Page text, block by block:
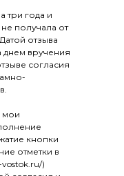
три года и
получала от
отзыва
днем вручения
согласия
мои
кнопки
отметки в
)